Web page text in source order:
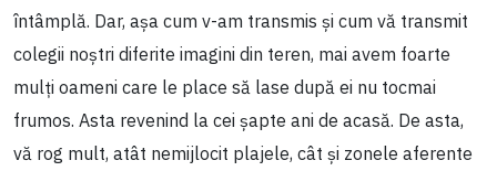
întâmplă. Dar, așa cum v-am transmis și cum vă transmit
colegii noștri diferite imagini din teren, mai avem foarte
mulți oameni care le place să lase după ei nu tocmai
frumos. Asta revenind la cei șapte ani de acasă. De asta,
vă rog mult, atât nemijlocit plajele, cât și zonele aferente